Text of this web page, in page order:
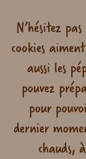
N’hésitez
cookies
aussi les
pouvez
pour
dernier
chauds,